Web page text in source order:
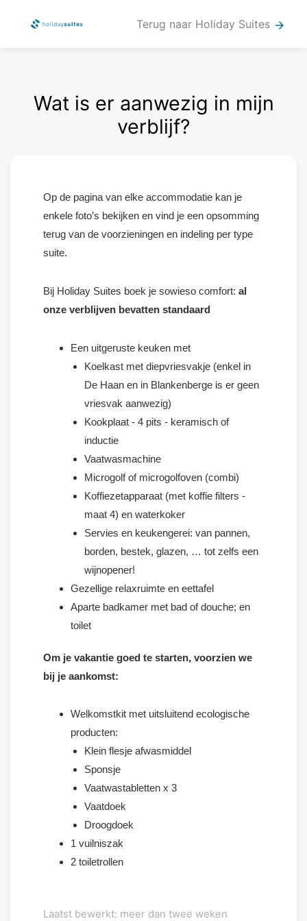
Terug naar Holiday Suites arrow_forward
Wat is er aanwezig in mijn
verblijf?
Op de pagina van elke accommodatie kan je
enkele foto’s bekijken en vind je een opsomming
terug van de voorzieningen en indeling per type
suite.
Bij Holiday Suites boek je sowieso comfort: al
onze verblijven bevatten standaard
Een uitgeruste keuken met
Koelkast met diepvriesvakje (enkel in
De Haan en in Blankenberge is er geen
vriesvak aanwezig)
Kookplaat - 4 pits - keramisch of
inductie
Vaatwasmachine
Microgolf of microgolfoven (combi)
Koffiezetapparaat (met koffie filters -
maat 4) en waterkoker
Servies en keukengerei: van pannen,
borden, bestek, glazen, … tot zelfs een
wijnopener!
Gezellige relaxruimte en eettafel
Aparte badkamer met bad of douche; en
toilet
Om je vakantie goed te starten, voorzien we
bij je aankomst:
Welkomstkit met uitsluitend ecologische
producten:
Klein flesje afwasmiddel
Sponsje
Vaatwastabletten x 3
Vaatdoek
Droogdoek
1 vuilniszak
2 toiletrollen
Laatst bewerkt: meer dan twee weken